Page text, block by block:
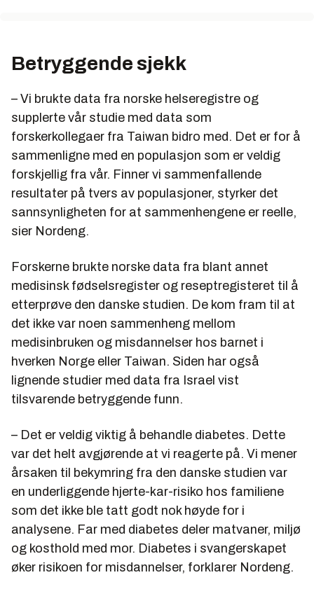
Betryggende sjekk
– Vi brukte data fra norske helseregistre og
supplerte vår studie med data som
forskerkollegaer fra Taiwan bidro med. Det er for å
sammenligne med en populasjon som er veldig
forskjellig fra vår. Finner vi sammenfallende
resultater på tvers av populasjoner, styrker det
sannsynligheten for at sammenhengene er reelle,
sier Nordeng.
Forskerne brukte norske data fra blant annet
medisinsk fødselsregister og reseptregisteret til å
etterprøve den danske studien. De kom fram til at
det ikke var noen sammenheng mellom
medisinbruken og misdannelser hos barnet i
hverken Norge eller Taiwan. Siden har også
lignende studier med data fra Israel vist
tilsvarende betryggende funn.
– Det er veldig viktig å behandle diabetes. Dette
var det helt avgjørende at vi reagerte på. Vi mener
årsaken til bekymring fra den danske studien var
en underliggende hjerte-kar-risiko hos familiene
som det ikke ble tatt godt nok høyde for i
analysene. Far med diabetes deler matvaner, miljø
og kosthold med mor. Diabetes i svangerskapet
øker risikoen for misdannelser, forklarer Nordeng.